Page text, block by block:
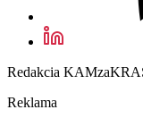
Redakcia
Reklama